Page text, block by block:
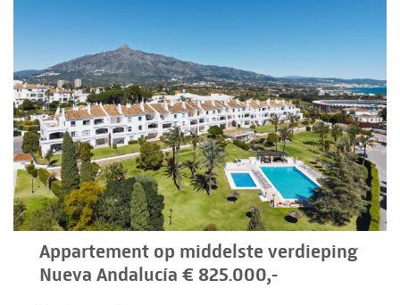
Appartement op middelste verdieping
Nueva Andalucía € 825.000,-